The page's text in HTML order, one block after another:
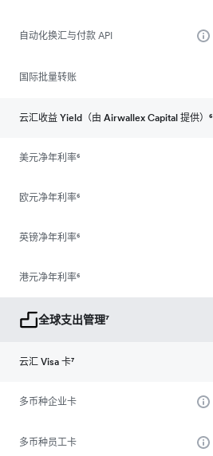
自动化换汇与付款 API
国际批量转账
云汇收益 Yield（由 Airwallex Capital 提供）⁶
美元净年利率⁶
欧元净年利率⁶
英镑净年利率⁶
港元净年利率⁶
全球支出管理⁷
云汇 Visa 卡⁷
多币种企业卡
多币种员工卡